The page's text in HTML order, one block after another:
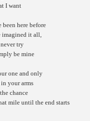
I want
here before
it all,
try
be mine
one and only
your arms
chance
mile until the end starts